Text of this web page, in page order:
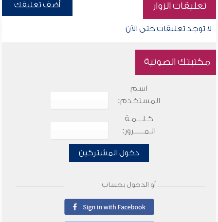
تعليقات الزوار أضف تعليقك
لا توجد تعليقات حتى الآن
مكتبتك الصوتية
اسم
المستخدم:
كـلـــمـة
الـمـــــرور:
دخول المشتركين
أو الدخول بحساب